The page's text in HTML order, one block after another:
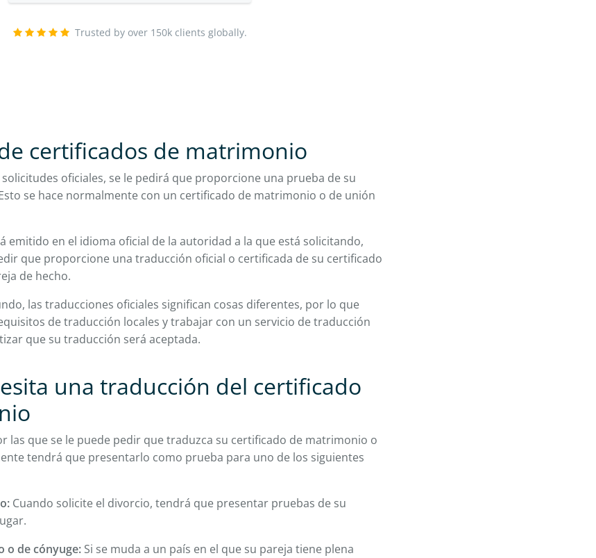
Trusted by over 150k clients globally.
certificados de matrimonio
oficiales, se le pedirá que proporcione una prueba de su
se hace normalmente con un certificado de matrimonio o de unión
emitido en el idioma oficial de la autoridad a la que está solicitando,
que proporcione una traducción oficial o certificada de su certificado
de hecho.
las traducciones oficiales significan cosas diferentes, por lo que
de traducción locales y trabajar con un servicio de traducción
que su traducción será aceptada.
una traducción del certificado
las que se le puede pedir que traduzca su certificado de matrimonio o
tendrá que presentarlo como prueba para uno de los siguientes
Cuando solicite el divorcio, tendrá que presentar pruebas de su
o de cónyuge: Si se muda a un país en el que su pareja tiene plena